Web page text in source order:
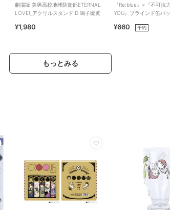
劇場版 美男高校地球防衛部ETERNAL
LOVE!_アクリルスタンド D 鳴子硫黄
¥1,980
『Re:blue』×『不可抗
YOU』ブラインド缶バ
¥660 予約
もっとみる